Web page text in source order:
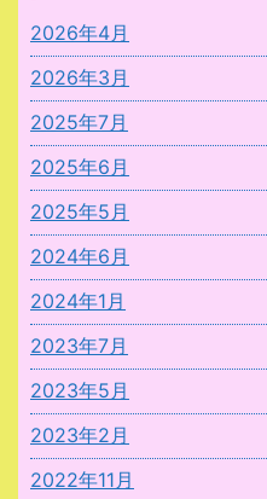
2026年4月
2026年3月
2025年7月
2025年6月
2025年5月
2024年6月
2024年1月
2023年7月
2023年5月
2023年2月
2022年11月